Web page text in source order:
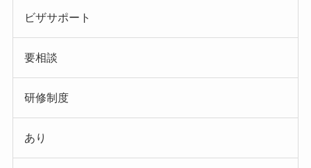
ビザサポート
要相談
研修制度
あり